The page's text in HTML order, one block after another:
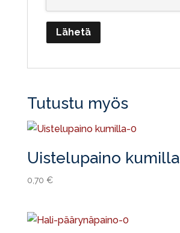
Tutustu myös
Uistelupaino kumilla
0,70 €